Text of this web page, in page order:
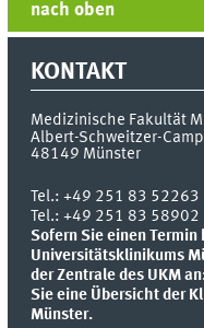
nach oben
KONTAKT
Medizinische Fakultät
Albert-Schweitzer-
48149 Münster
Tel.:+49 251 83 52263
Tel.: +49 251 83 58902
Sofern Sie einen
Universitätsklinikums
der Zentrale des UKM
Sie eine Übersicht der
Münster.